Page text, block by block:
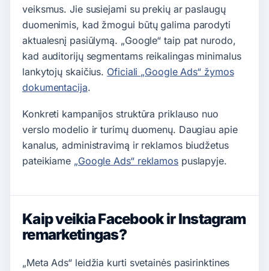
veiksmus. Jie susiejami su prekių ar paslaugų
duomenimis, kad žmogui būtų galima parodyti
aktualesnį pasiūlymą. „Google“ taip pat nurodo,
kad auditorijų segmentams reikalingas minimalus
lankytojų skaičius. Oficiali „Google Ads“ žymos
dokumentacija.
Konkreti kampanijos struktūra priklauso nuo
verslo modelio ir turimų duomenų. Daugiau apie
kanalus, administravimą ir reklamos biudžetus
pateikiame „Google Ads“ reklamospuslapyje.
Kaip veikia Facebook ir Instagram
remarketingas?
„Meta Ads“ leidžia kurti svetainės pasirinktines